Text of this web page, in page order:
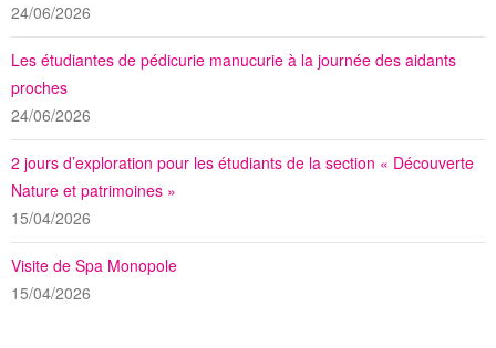
24/06/2026
Les étudiantes de pédicurie manucurie à la journée des aidants
proches
24/06/2026
2 jours d’exploration pour les étudiants de la section « Découverte
Nature et patrimoines »
15/04/2026
Visite de Spa Monopole
15/04/2026